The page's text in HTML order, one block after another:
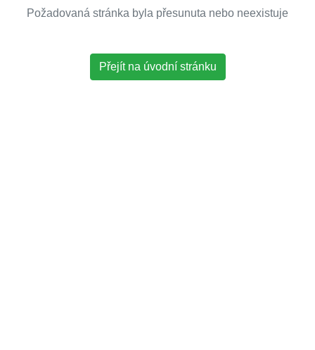
Požadovaná stránka byla přesunuta nebo neexistuje
Přejít na úvodní stránku